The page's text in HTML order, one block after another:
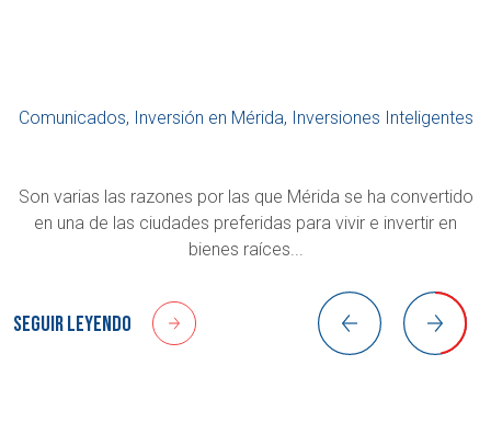
Comunicados, Inversión en Mérida, Inversiones Inteligentes
Son varias las razones por las que Mérida se ha convertido
en una de las ciudades preferidas para vivir e invertir en
bienes raíces...
Seguir leyendo